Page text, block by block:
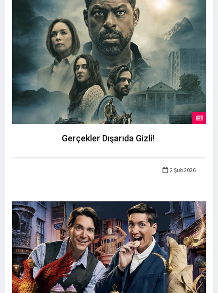
Gerçekler Dışarıda Gizli!
2 Şub 2026